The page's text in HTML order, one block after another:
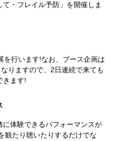
て・フレイル予防」を開催しま
を行います!なお、ブース企画は
りますので、2日連続で来ても
きます!
体験できるパフォーマンスが
観たり聴いたりするだけでな